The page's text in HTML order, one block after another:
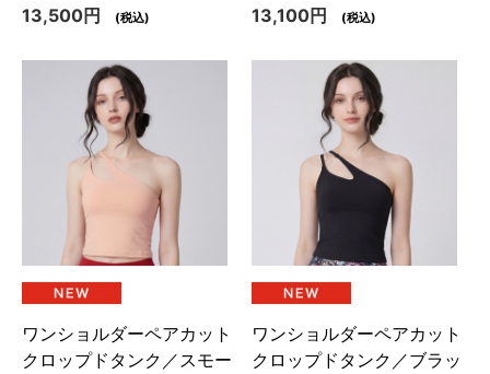
13,500円 (税込) 13,100円 (税込)
ワンショルダーペアカット
クロップドタンク／スモー
ワンショルダーペアカット
クロップドタンク／ブラッ